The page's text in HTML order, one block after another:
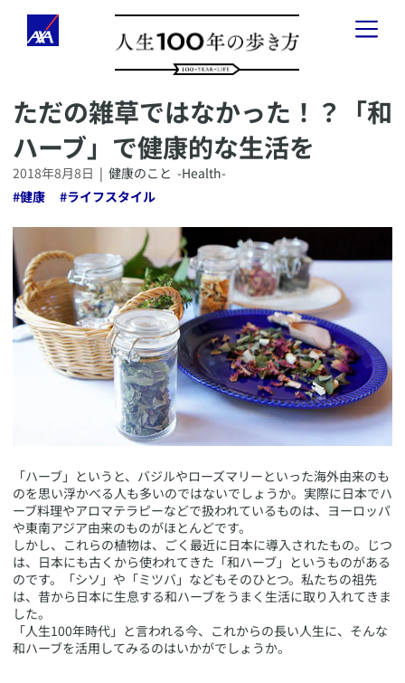
「人生100年の歩き方」とは
健康のこと -Health-
お金のこと-Wealth
会社経営のこと- Business-
​ただの雑草ではなかった！？「和
ハーブ」で健康的な生活を
2018年8月8日 | 健康のこと -Health-
#健康 #ライフスタイル
​「ハーブ」というと、バジルやローズマリーといった海外由来のも
のを思い浮かべる人も多いのではないでしょうか。実際に日本でハ
ーブ料理やアロマテラピーなどで扱われているものは、ヨーロッパ
や東南アジア由来のものがほとんどです。
しかし、これらの植物は、ごく最近に日本に導入されたもの。じつ
は、日本にも古くから使われてきた「和ハーブ」というものがある
のです。「シソ」や「ミツバ」などもそのひとつ。私たちの祖先
は、昔から日本に生息する和ハーブをうまく生活に取り入れてきま
した。
「人生100年時代」と言われる今、これからの長い人生に、そんな
和ハーブを活用してみるのはいかがでしょうか。